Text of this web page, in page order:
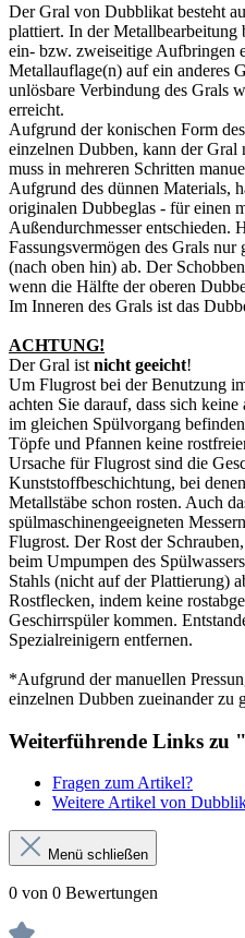
Der Gral von Dubblikat besteht
plattiert. In der Metallbearbeitung
ein- bzw. zweiseitige Aufbringen
Metallauflage(n) auf ein anderes
unlösbare Verbindung des Grals
erreicht.
Aufgrund der konischen Form
einzelnen Dubben, kann der
muss in mehreren Schritten
Aufgrund des dünnen Materials,
originalen Dubbeglas - für einen
Außendurchmesser entschieden.
Fassungsvermögen des Grals
(nach oben hin) ab. Der
wenn die Hälfte der oberen
Im Inneren des Grals ist das
ACHTUNG!
Der Gral ist nicht geeicht!
Um Flugrost bei der Benutzung
achten Sie darauf, dass sich
im gleichen Spülvorgang
Töpfe und Pfannen keine
Ursache für Flugrost sind die
Kunststoffbeschichtung, bei
Metallstäbe schon rosten. Auch
spülmaschinengeeigneten
Flugrost. Der Rost der
beim Umpumpen des
Stahls (nicht auf der Plattierung)
Rostflecken, indem keine
Geschirrspüler kommen.
Spezialreinigern entfernen.
*Aufgrund der manuellen
einzelnen Dubben zueinander zu
Weiterführende Links zu
Fragen zum Artikel?
Weitere Artikel von
Menü schließen
0 von 0 Bewertungen